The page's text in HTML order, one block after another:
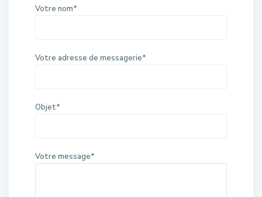
Votre nom*
Votre adresse de messagerie*
Objet*
Votre message*